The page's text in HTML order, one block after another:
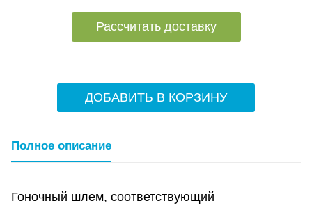
Рассчитать доставку
ДОБАВИТЬ В КОРЗИНУ
Полное описание
Гоночный шлем, соответствующий